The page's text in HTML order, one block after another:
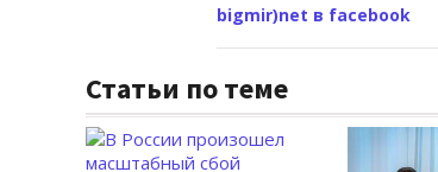
bigmir)net в facebook
Статьи по теме